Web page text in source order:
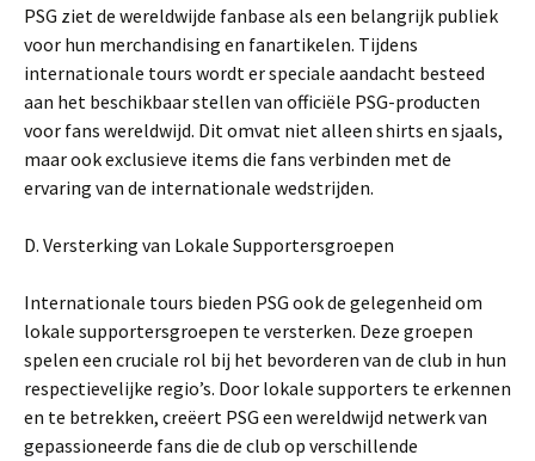
PSG ziet de wereldwijde fanbase als een belangrijk publiek
voor hun merchandising en fanartikelen. Tijdens
internationale tours wordt er speciale aandacht besteed
aan het beschikbaar stellen van officiële PSG-producten
voor fans wereldwijd. Dit omvat niet alleen shirts en sjaals,
maar ook exclusieve items die fans verbinden met de
ervaring van de internationale wedstrijden.
D. Versterking van Lokale Supportersgroepen
Internationale tours bieden PSG ook de gelegenheid om
lokale supportersgroepen te versterken. Deze groepen
spelen een cruciale rol bij het bevorderen van de club in hun
respectievelijke regio’s. Door lokale supporters te erkennen
en te betrekken, creëert PSG een wereldwijd netwerk van
gepassioneerde fans die de club op verschillende